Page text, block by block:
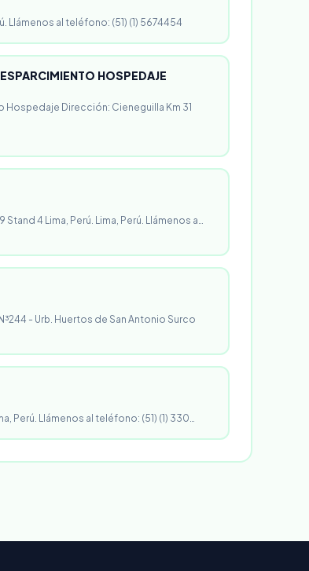
Llámenos al teléfono: (51) (1) 5674454
HOSPEDAJE
Dirección: Cieneguilla Km 31
4 Lima, Perú. Lima, Perú. Llámenos a…
- Urb. Huertos de San Antonio Surco
Perú. Llámenos al teléfono: (51) (1) 330…